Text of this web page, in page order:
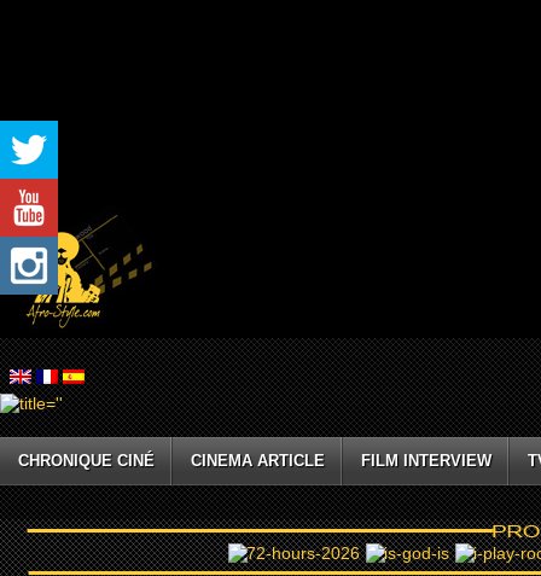
CHRONIQUE CINÉ CINEMA ARTICLE FILM INTERVIEW